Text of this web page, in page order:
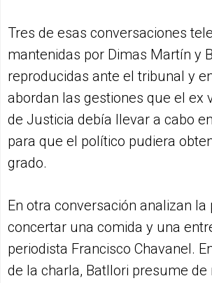
Tres de esas conversaciones
mantenidas por Dimas Martín y
reproducidas ante el tribunal y
abordan las gestiones que el ex
de Justicia debía llevar a cabo
para que el político pudiera
grado.
En otra conversación analizan la
concertar una comida y una
periodista Francisco Chavanel.
de la charla, Batllori presume